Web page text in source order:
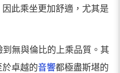
此乘坐更加舒適，尤其是
無與倫比的上乘品質。其
卓越的音響都極盡斯堪的